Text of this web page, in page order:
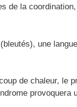
de la
une
de chaleur, le